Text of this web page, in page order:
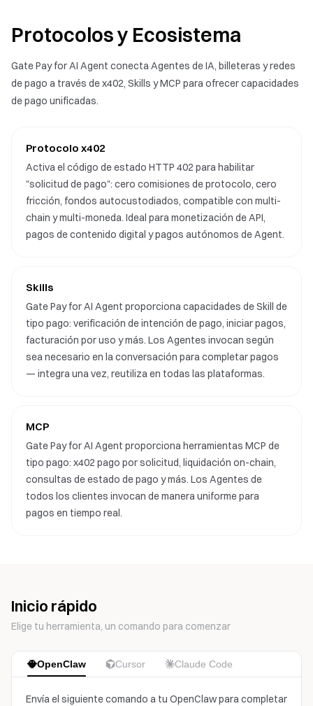
Protocolos y Ecosistema
Gate Pay for AI Agent conecta Agentes de IA, billeteras y redes
de pago a través de x402, Skills y MCP para ofrecer capacidades
de pago unificadas.
Protocolo x402
Activa el código de estado HTTP 402 para habilitar
"solicitud de pago": cero comisiones de protocolo, cero
fricción, fondos autocustodiados, compatible con multi-
chain y multi-moneda. Ideal para monetización de API,
pagos de contenido digital y pagos autónomos de Agent.
Skills
Gate Pay for AI Agent proporciona capacidades de Skill de
tipo pago: verificación de intención de pago, iniciar pagos,
facturación por uso y más. Los Agentes invocan según
sea necesario en la conversación para completar pagos
— integra una vez, reutiliza en todas las plataformas.
MCP
Gate Pay for AI Agent proporciona herramientas MCP de
tipo pago: x402 pago por solicitud, liquidación on-chain,
consultas de estado de pago y más. Los Agentes de
todos los clientes invocan de manera uniforme para
pagos en tiempo real.
Inicio rápido
Elige tu herramienta, un comando para comenzar
OpenClaw Cursor Claude Code
Envía el siguiente comando a tu OpenClaw para completar